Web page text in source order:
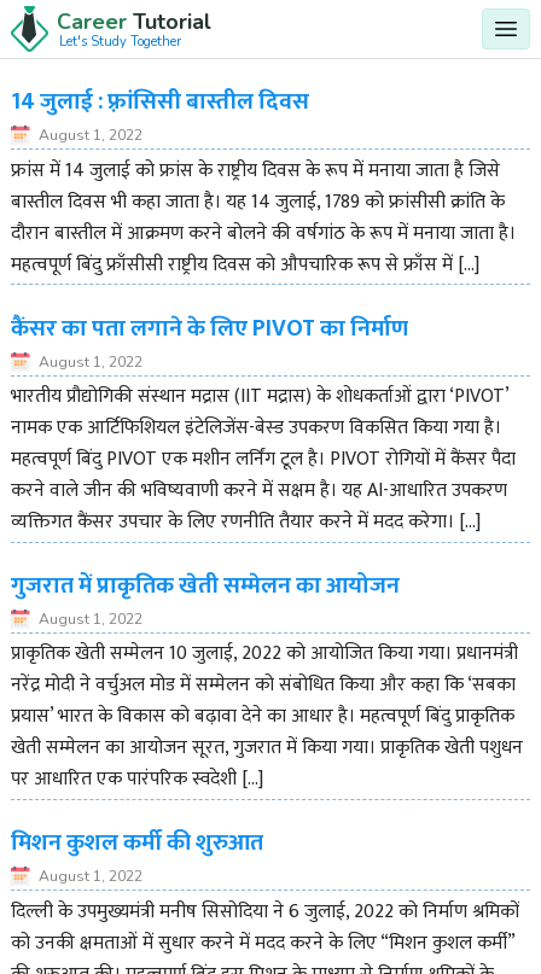
Career Tutorial
Let's Study Together
14 जुलाई : फ़्रांसिसी बास्तील दिवस
August 1, 2022
फ्रांस में 14 जुलाई को फ्रांस के राष्ट्रीय दिवस के रूप में मनाया जाता है जिसे
बास्तील दिवस भी कहा जाता है। यह 14 जुलाई, 1789 को फ्रांसीसी क्रांति के
दौरान बास्तील में आक्रमण करने बोलने की वर्षगांठ के रूप में मनाया जाता है।
महत्वपूर्ण बिंदु फ्राँसीसी राष्ट्रीय दिवस को औपचारिक रूप से फ्राँस में […]
कैंसर का पता लगाने के लिए PIVOT का निर्माण
August 1, 2022
भारतीय प्रौद्योगिकी संस्थान मद्रास (IIT मद्रास) के शोधकर्ताओं द्वारा ‘PIVOT’
नामक एक आर्टिफिशियल इंटेलिजेंस-बेस्ड उपकरण विकसित किया गया है।
महत्वपूर्ण बिंदु PIVOT एक मशीन लर्निंग टूल है। PIVOT रोगियों में कैंसर पैदा
करने वाले जीन की भविष्यवाणी करने में सक्षम है। यह AI-आधारित उपकरण
व्यक्तिगत कैंसर उपचार के लिए रणनीति तैयार करने में मदद करेगा। […]
गुजरात में प्राकृतिक खेती सम्मेलन का आयोजन
August 1, 2022
प्राकृतिक खेती सम्मेलन 10 जुलाई, 2022 को आयोजित किया गया। प्रधानमंत्री
नरेंद्र मोदी ने वर्चुअल मोड में सम्मेलन को संबोधित किया और कहा कि ‘सबका
प्रयास’ भारत के विकास को बढ़ावा देने का आधार है। महत्वपूर्ण बिंदु प्राकृतिक
खेती सम्मेलन का आयोजन सूरत, गुजरात में किया गया। प्राकृतिक खेती पशुधन
पर आधारित एक पारंपरिक स्वदेशी […]
मिशन कुशल कर्मी की शुरुआत
August 1, 2022
दिल्ली के उपमुख्यमंत्री मनीष सिसोदिया ने 6 जुलाई, 2022 को निर्माण श्रमिकों
को उनकी क्षमताओं में सुधार करने में मदद करने के लिए “मिशन कुशल कर्मी”